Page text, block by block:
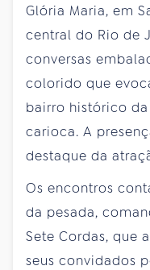
Glória Maria, em
central do Rio de
conversas
colorido que
bairro histórico
carioca. A
destaque da
Os encontros
da pesada,
Sete Cordas, que
seus convidados